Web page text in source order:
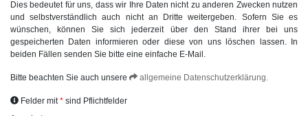
Dies bedeutet für uns, dass wir Ihre Daten nicht zu anderen Zwecken nutzen
und selbstverständlich auch nicht an Dritte weitergeben. Sofern Sie es
wünschen, können Sie sich jederzeit über den Stand ihrer bei uns
gespeicherten Daten informieren oder diese von uns löschen lassen. In
beiden Fällen senden Sie bitte eine einfache E-Mail.
Bitte beachten Sie auch unsere allgemeine Datenschutzerklärung.
Felder mit
sind Pflichtfelder